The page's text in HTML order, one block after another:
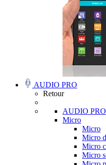
AUDIO PRO
Retour
AUDIO PRO
Micro
Micro
Micro
Micro
Micro